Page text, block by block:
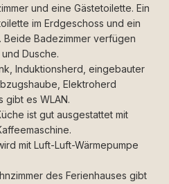
und eine Gästetoilette. Ein
im Erdgeschoss und ein
Beide Badezimmer verfügen
Dusche.
Induktionsherd, eingebauter
Elektroherd
gibt es WLAN.
ist gut ausgestattet mit
mit Luft-Luft-Wärmepumpe
des Ferienhauses gibt